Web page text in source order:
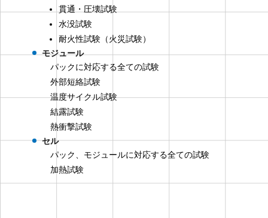
貫通・圧壊試験
水没試験
耐火性試験（火災試験）
モジュール
パックに対応する全ての試験
外部短絡試験
温度サイクル試験
結露試験
熱衝撃試験
セル
パック、モジュールに対応する全ての試験
加熱試験